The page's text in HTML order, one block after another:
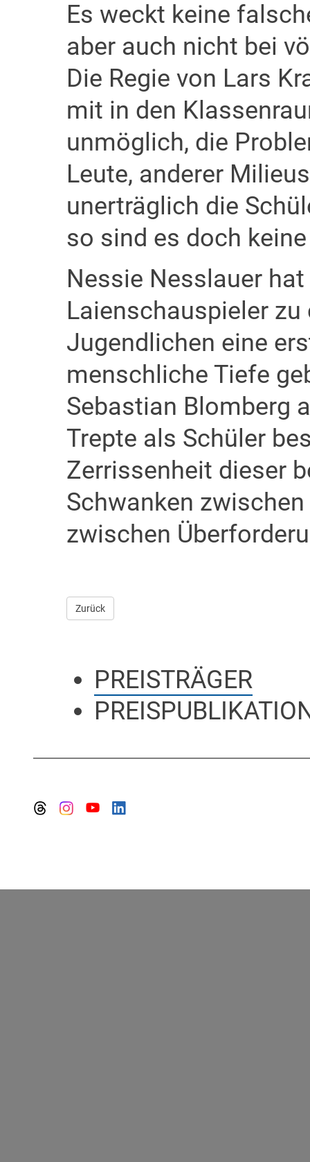
Es weckt keine
aber auch nicht bei
Die Regie von Lars
mit in den
unmöglich, die
Leute, anderer
unerträglich die
so sind es doch
Nessie Nesslauer
Laienschauspieler zu
Jugendlichen eine
menschliche Tiefe
Sebastian Blomberg
Trepte als Schüler
Zerrissenheit dieser
Schwanken
zwischen
Zurück
PREISTRÄGER